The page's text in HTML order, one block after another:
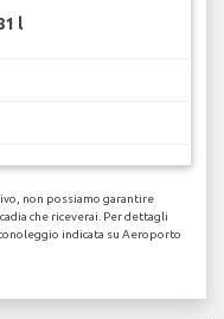
l
non possiamo garantire
che riceverai. Per dettagli
indicata su Aeroporto